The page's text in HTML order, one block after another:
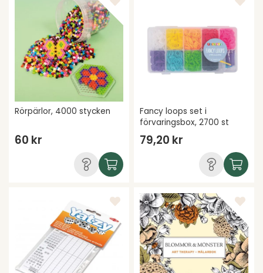
Rörpärlor, 4000 stycken
60 kr
Fancy loops set i
förvaringsbox, 2700 st
79,20 kr